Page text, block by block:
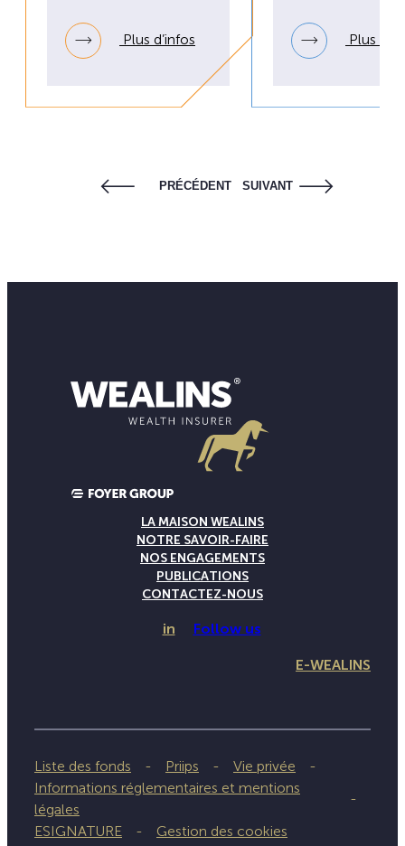
Plus d’infos Plus
PRÉCÉDENT SUIVANT
LA MAISON WEALINS
NOTRE SAVOIR-FAIRE
NOS ENGAGEMENTS
PUBLICATIONS
CONTACTEZ-NOUS
in Follow us
E-WEALINS
Liste des fonds Priips
Vie privée
Informations réglementaires et mentions
légales
ESIGNATURE
Gestion des cookies